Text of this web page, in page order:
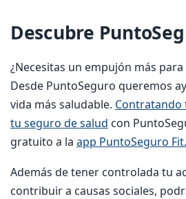
Descubre
¿Necesitas un empujón más
Desde PuntoSeguro queremos
vida más saludable. Contratando
tu seguro de salud con
gratuito a la app PuntoSeguro Fit.
Además de tener controlada tu
contribuir a causas sociales,